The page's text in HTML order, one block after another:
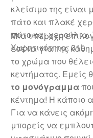
κλείσιμο της
πάτο και πλακέ
πάτο και χερούλια.
Χωρητικότητα: 31L
Μία υπέροχη
εσένα για της
το χρώμα που
κεντήματος. Εμείς
το μονόγραμμα
κέντημα! Η κάποιο
Για να κάνεις
μπορείς να